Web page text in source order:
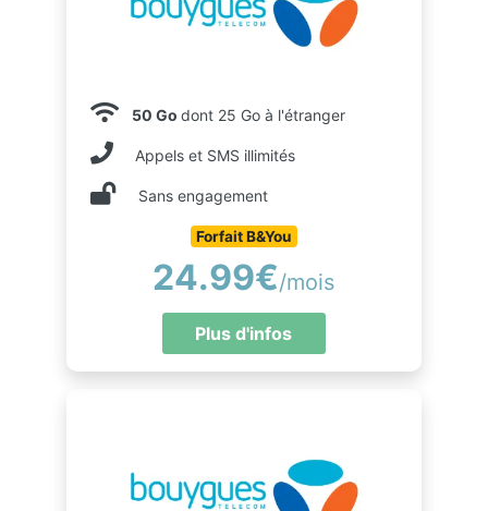
50 Go dont 25 Go à l'étranger
Appels et SMS illimités
Sans engagement
Forfait B&You
24.99€/mois
Plus d'infos